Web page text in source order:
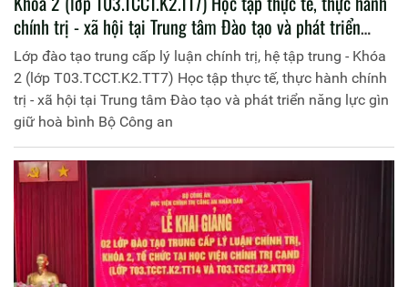
chính trị - xã hội tại Trung tâm Đào tạo và phát triển
năng lực gìn giữ hoà bình Bộ Công an
Lớp đào tạo trung cấp lý luận chính trị, hệ tập trung - Khóa
2 (lớp T03.TCCT.K2.TT7) Học tập thực tế, thực hành chính
trị - xã hội tại Trung tâm Đào tạo và phát triển năng lực gìn
giữ hoà bình Bộ Công an